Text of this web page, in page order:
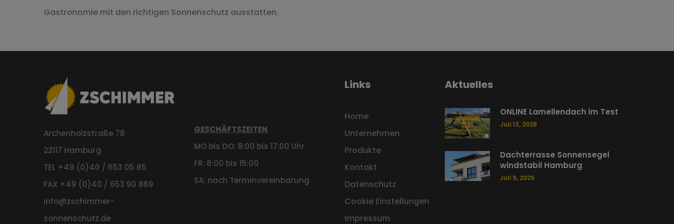
Gastronomie mit den richtigen Sonnenschutz ausstatten.
Archenholzstraße 78
22117 Hamburg
TEL +49 (0)40 / 653 05 85
FAX +49 (0)40 / 653 90 869
info@zschimmer-
sonnenschutz.de
GESCHÄFTSZEITEN
MO bis DO: 8:00 bis 17:00 Uhr
FR: 8:00 bis 15:00
SA: nach Terminvereinbarung
Links
Home
Unternehmen
Produkte
Kontakt
Datenschutz
Cookie Einstellungen
Impressum
Aktuelles
ONLINE Lamellendach im Test
Juli 13, 2026
Dachterrasse Sonnensegel
windstabil Hamburg
Juli 9, 2026